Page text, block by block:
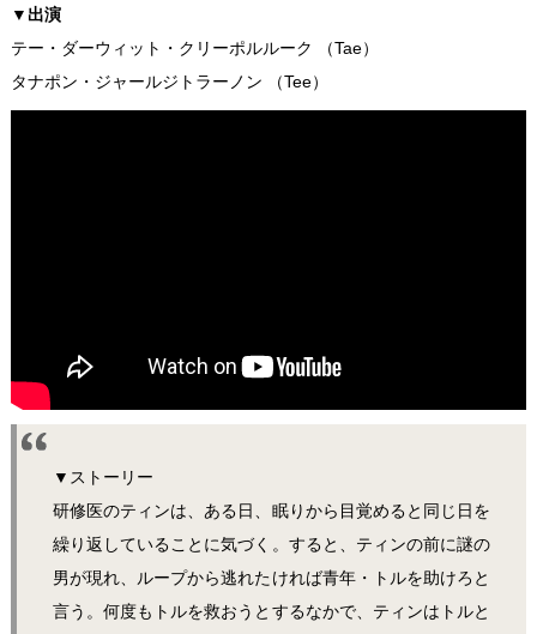
▼ 出演
テー・ダーウィット・クリーポルルーク （Tae）
タナポン・ジャールジトラーノン （Tee）
▼ストーリー
研修医のティンは、ある日、眠りから目覚めると同じ日を
繰り返していることに気づく。すると、ティンの前に謎の
男が現れ、ループから逃れたければ青年・トルを助けろと
言う。何度もトルを救おうとするなかで、ティンはトルと